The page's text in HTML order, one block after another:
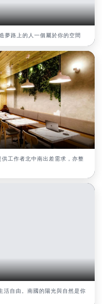
夢路上的人一個屬於你的空間
工作者北中南出差需求，亦整
活自由。南國的陽光與自然是你